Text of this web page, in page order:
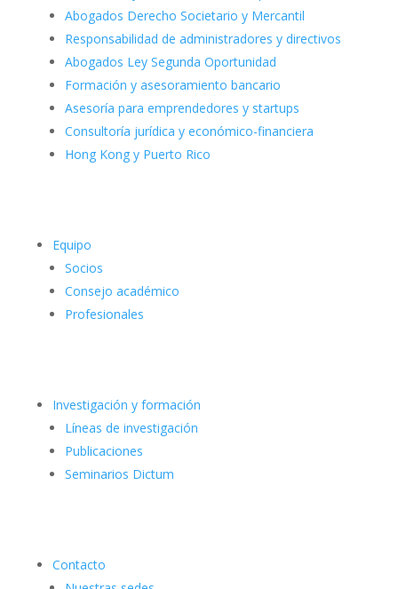
Abogados Derecho Societario y Mercantil
Responsabilidad de administradores y directivos
Abogados Ley Segunda Oportunidad
Formación y asesoramiento bancario
Asesoría para emprendedores y startups
Consultoría jurídica y económico-financiera
Hong Kong y Puerto Rico
Equipo
Socios
Consejo académico
Profesionales
Investigación y formación
Líneas de investigación
Publicaciones
Seminarios Dictum
Contacto